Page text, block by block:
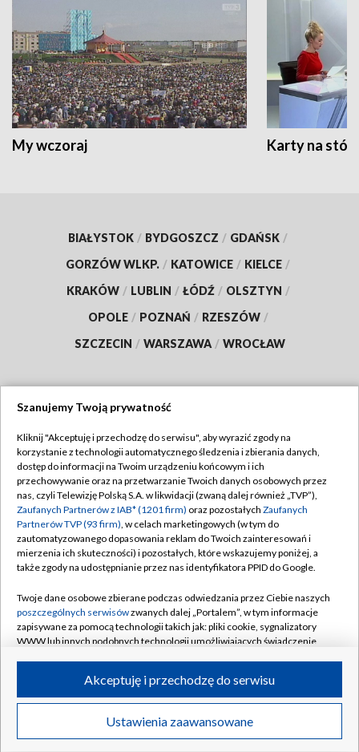
My wczoraj Karty na
BIAŁYSTOK / BYDGOSZCZ / GDAŃSK /
GORZÓW WLKP. / KATOWICE / KIELCE /
KRAKÓW / LUBLIN / ŁÓDŹ / OLSZTYN /
OPOLE / POZNAŃ / RZESZÓW /
SZCZECIN / WARSZAWA / WROCŁAW
TVP
Abonament TVP
Emisja w TVP
Centrum informacji TVP
Naziemna Telewizja Cyfrowa
Rada Programowa
System NOS
Informacje o nadawcy
Program dla prasy
Ogłoszenie przetargowe
Regulamin TVP
Polityka prywatności
Moje zgody
Pomoc
Kontakt
Kanały
©2026 Telewizja Polska S.A. w likwidacji
Szanujemy Twoją prywatność
Kliknij "Akceptuję i przechodzę do serwisu", aby wyrazić zgody na
korzystanie z technologii automatycznego śledzenia i zbierania danych,
dostęp do informacji na Twoim urządzeniu końcowym i ich
przechowywanie oraz na przetwarzanie Twoich danych osobowych przez
nas, czyli Telewizję Polską S.A. w likwidacji (zwaną dalej również „TVP”),
Zaufanych Partnerów z IAB* (1201 firm) oraz pozostałych Zaufanych
Partnerów TVP (93 firm), w celach marketingowych (w tym do
zautomatyzowanego dopasowania reklam do Twoich zainteresowań i
mierzenia ich skuteczności) i pozostałych, które wskazujemy poniżej, a
także zgody na udostępnianie przez nas identyfikatora PPID do Google.
Twoje dane osobowe zbierane podczas odwiedzania przez Ciebie naszych
poszczególnych serwisówzwanych dalej „Portalem”, w tym informacje
zapisywane za pomocą technologii takich jak: pliki cookie, sygnalizatory
WWW lub innych podobnych technologii umożliwiających świadczenie
ruchu w Internecie.
Twoje dane osobowe zbierane podczas odwiedzania przez Ciebie
poszczególnych serwisówna Portalu, takie jak adresy IP, identyfikatory
Ustawienia zaawansowane
Akceptuję i przechodzę do serwisu